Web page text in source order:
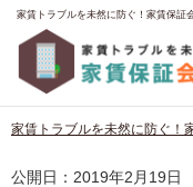
家賃トラブルを未然に防ぐ！家賃保証
家賃トラブルを未然に防ぐ！
公開日： 2019年2月19日